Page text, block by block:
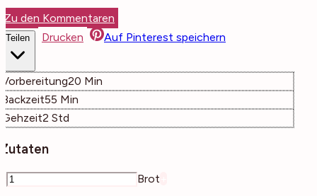
Zu den Kommentaren
Teilen Drucken Auf Pinterest speichern
Vorbereitung20 Minuten
Min
Backzeit55 Minuten
Min
Gehzeit2 Stunden
Std
Zutaten
Brot